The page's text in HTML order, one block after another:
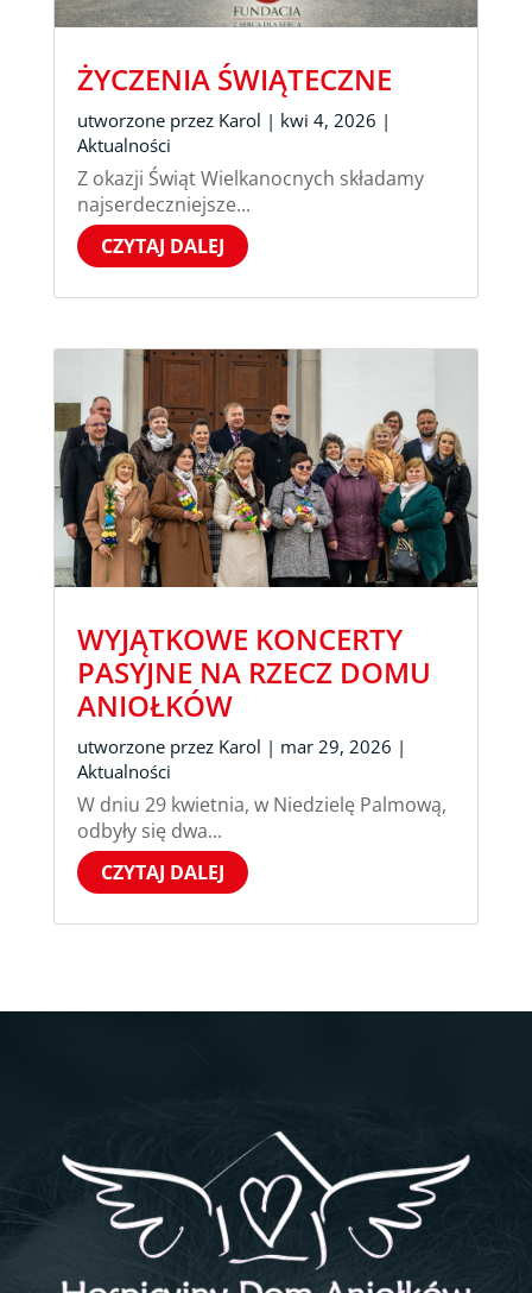
ŻYCZENIA ŚWIĄTECZNE
utworzone przez Karol | kwi 4, 2026 |
Aktualności
Z okazji Świąt Wielkanocnych składamy
najserdeczniejsze...
CZYTAJ DALEJ
WYJĄTKOWE KONCERTY
PASYJNE NA RZECZ DOMU
ANIOŁKÓW
utworzone przez Karol | mar 29, 2026 |
Aktualności
W dniu 29 kwietnia, w Niedzielę Palmową,
odbyły się dwa...
CZYTAJ DALEJ